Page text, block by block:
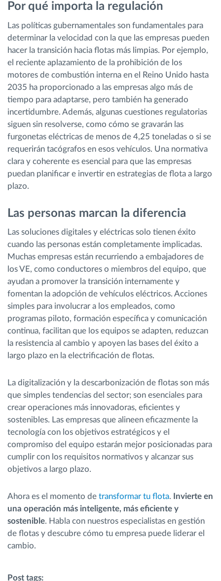
Por qué importa la regulación
Las políticas gubernamentales son fundamentales para
determinar la velocidad con la que las empresas pueden
hacer la transición hacia flotas más limpias. Por ejemplo,
el reciente aplazamiento de la prohibición de los
motores de combustión interna en el Reino Unido hasta
2035 ha proporcionado a las empresas algo más de
tiempo para adaptarse, pero también ha generado
incertidumbre. Además, algunas cuestiones regulatorias
siguen sin resolverse, como cómo se gravarán las
furgonetas eléctricas de menos de 4,25 toneladas o si se
requerirán tacógrafos en esos vehículos. Una normativa
clara y coherente es esencial para que las empresas
puedan planificar e invertir en estrategias de flota a largo
plazo.
Las personas marcan la diferencia
Las soluciones digitales y eléctricas solo tienen éxito
cuando las personas están completamente implicadas.
Muchas empresas están recurriendo a embajadores de
los VE, como conductores o miembros del equipo, que
ayudan a promover la transición internamente y
fomentan la adopción de vehículos eléctricos. Acciones
simples para involucrar a los empleados, como
programas piloto, formación específica y comunicación
continua, facilitan que los equipos se adapten, reduzcan
la resistencia al cambio y apoyen las bases del éxito a
largo plazo en la electrificación de flotas.
La digitalización y la descarbonización de flotas son más
que simples tendencias del sector; son esenciales para
crear operaciones más innovadoras, eficientes y
sostenibles. Las empresas que alineen eficazmente la
tecnología con los objetivos estratégicos y el
compromiso del equipo estarán mejor posicionadas para
cumplir con los requisitos normativos y alcanzar sus
objetivos a largo plazo.
Ahora es el momento de transformar tu flota.
Invierte en
una operación más inteligente, más eficiente y
sostenible. Habla con nuestros especialistas en gestión
de flotas y descubre cómo tu empresa puede liderar el
cambio.
Post tags: